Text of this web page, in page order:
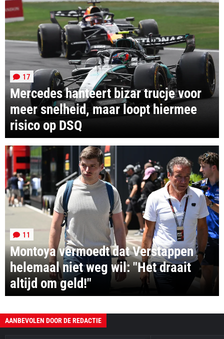
Mercedes hanteert bizar trucje voor
meer snelheid, maar loopt hiermee
risico op DSQ
17
Montoya vermoedt dat Verstappen
helemaal niet weg wil: "Het draait
altijd om geld!"
11
AANBEVOLEN DOOR DE REDACTIE